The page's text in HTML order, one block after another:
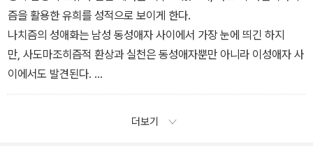
는 사람들이 얼마나 복잡한 주장을 얼마나 많이 할 것인가에 대한 선
택권을 갖고, 또 행사해야 하기 때문이죠. 리치는 내가 나치 독일이 성
차별적이고 가부장적인 사회의 정점이었음을 지적하지 않았다고 항
의했습니다.
다. 리펜슈탈의 작품은 어떤 의미에서 나치의 가치를 구현하
하지만 왜일까?성적으로 억압된 사회였던 나치 독일이 왜 성애화
된 것일까? 동성애자를 박해했던 정권이 어떻게 게이들을 흥분시키
는 것일까?
단서는 파시스트 지도자들이 성적인 은유를 매우 선호했다는 데 있
니체와 바그너처럼 히틀리 역시 리더십을 ‘여성‘대중을 성적으로 지
즘을 활용한 유희를 성적으로 보이게 한다.
나치즘의 성애화는 남성 동성애자 사이에서 가장 눈에 띄긴 하지
만, 사도마조히즘적 환상과 실천은 동성애자뿐만 아니라 이성애자 사
이에서도 발견된다.
지난 몇 년간 가장 큰 성적인 비밀은 파트너 교환이 아닌 사도마조히
더보기